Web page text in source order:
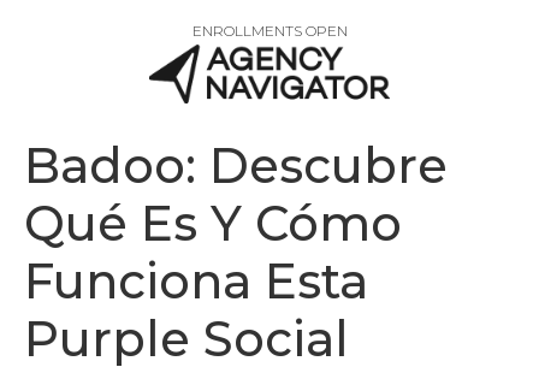
ENROLLMENTS OPEN
Badoo: Descubre
Qué Es Y Cómo
Funciona Esta
Purple Social